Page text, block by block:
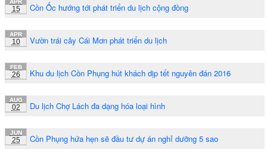
15 Cồn Ốc hướng tới phát triển du lịch cộng đồng
APR
10 Vườn trái cây Cái Mơn phát triển du lịch
FEB
26 Khu du lịch Cồn Phụng hút khách dịp tết nguyên đán 2016
AUG
02 Du lịch Chợ Lách đa dạng hóa loại hình
JUN
25 Cồn Phụng hứa hẹn sẽ đầu tư dự án nghỉ dưỡng 5 sao